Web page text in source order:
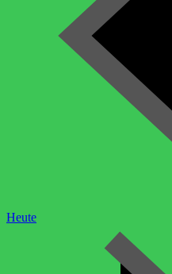
Heute